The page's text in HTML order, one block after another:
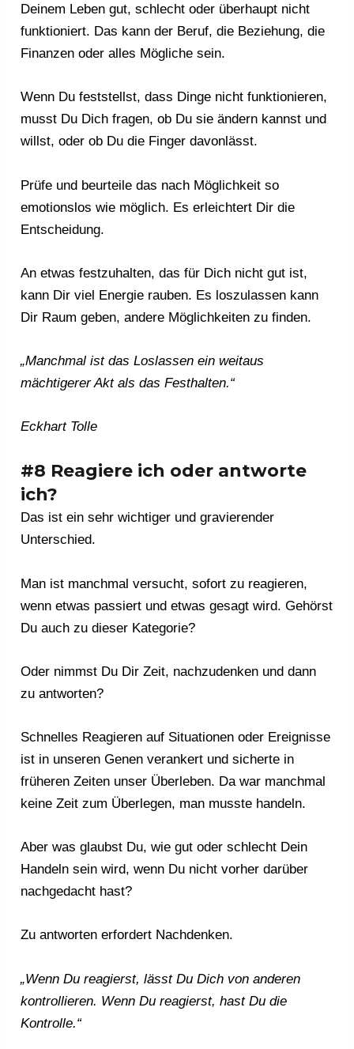
Deinem Leben gut, schlecht oder überhaupt nicht
funktioniert. Das kann der Beruf, die Beziehung, die
Finanzen oder alles Mögliche sein.
Wenn Du feststellst, dass Dinge nicht funktionieren,
musst Du Dich fragen, ob Du sie ändern kannst und
willst, oder ob Du die Finger davonlässt.
Prüfe und beurteile das nach Möglichkeit so
emotionslos wie möglich. Es erleichtert Dir die
Entscheidung.
An etwas festzuhalten, das für Dich nicht gut ist,
kann Dir viel Energie rauben. Es loszulassen kann
Dir Raum geben, andere Möglichkeiten zu finden.
„Manchmal ist das Loslassen ein weitaus
mächtigerer Akt als das Festhalten.“
Eckhart Tolle
#8 Reagiere ich oder antworte
ich?
Das ist ein sehr wichtiger und gravierender
Unterschied.
Man ist manchmal versucht, sofort zu reagieren,
wenn etwas passiert und etwas gesagt wird. Gehörst
Du auch zu dieser Kategorie?
Oder nimmst Du Dir Zeit, nachzudenken und dann
zu antworten?
Schnelles Reagieren auf Situationen oder Ereignisse
ist in unseren Genen verankert und sicherte in
früheren Zeiten unser Überleben. Da war manchmal
keine Zeit zum Überlegen, man musste handeln.
Aber was glaubst Du, wie gut oder schlecht Dein
Handeln sein wird, wenn Du nicht vorher darüber
nachgedacht hast?
Zu antworten erfordert Nachdenken.
„Wenn Du reagierst, lässt Du Dich von anderen
kontrollieren. Wenn Du reagierst, hast Du die
Kontrolle.“